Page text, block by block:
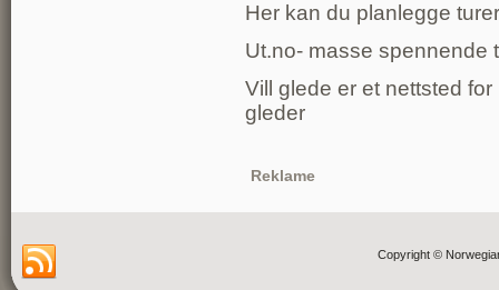
Her kan du planlegge
Ut.no- masse spennende
Vill glede er et nettsted
gleder
Reklame
Copyright ©